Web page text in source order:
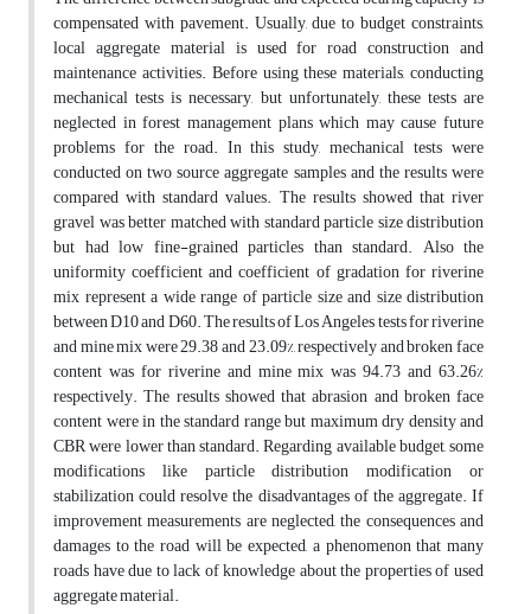
compensated with pavement. Usually, due to budget constraints,
local aggregate material is used for road construction and
maintenance activities. Before using these materials, conducting
mechanical tests is necessary, but unfortunately, these tests are
neglected in forest management plans which may cause future
problems for the road. In this study, mechanical tests were
conducted on two source aggregate samples and the results were
compared with standard values. The results showed that river
gravel was better matched with standard particle size distribution
but had low fine-grained particles than standard. Also the
uniformity coefficient and coefficient of gradation for riverine
mix represent a wide range of particle size and size distribution
between D10 and D60. The results of Los Angeles tests for riverine
and mine mix were 29.38 and 23.09%, respectively and broken face
content was for riverine and mine mix was 94.73 and 63.26%
respectively. The results showed that abrasion and broken face
content were in the standard range but maximum dry density and
CBR were lower than standard. Regarding available budget, some
modifications like particle distribution modification or
stabilization could resolve the disadvantages of the aggregate. If
improvement measurements are neglected, the consequences and
damages to the road will be expected, a phenomenon that many
roads have due to lack of knowledge about the properties of used
aggregate material.